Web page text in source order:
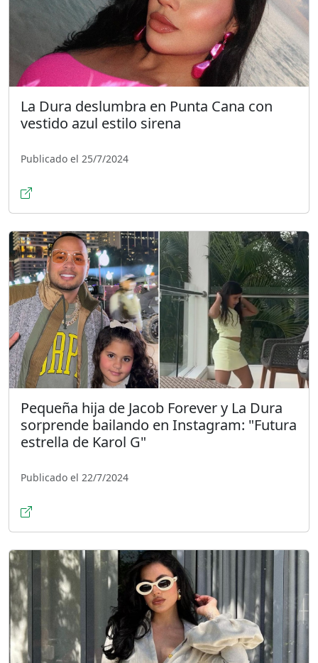
La Dura deslumbra en Punta Cana con
vestido azul estilo sirena
Publicado el 25/7/2024
Pequeña hija de Jacob Forever y La Dura
sorprende bailando en Instagram: "Futura
estrella de Karol G"
Publicado el 22/7/2024